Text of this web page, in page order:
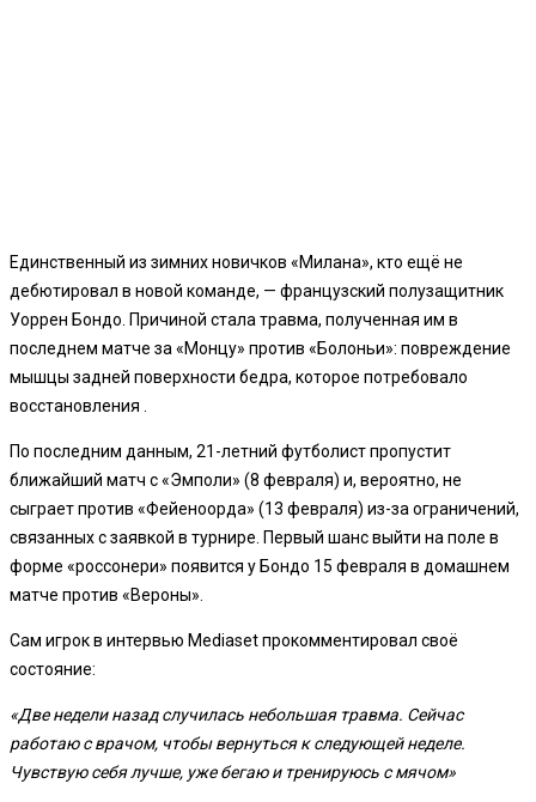
Единственный из зимних новичков «Милана», кто ещё не
дебютировал в новой команде, — французский полузащитник
Уоррен Бондо. Причиной стала травма, полученная им в
последнем матче за «Монцу» против «Болоньи»: повреждение
мышцы задней поверхности бедра, которое потребовало
восстановления .
По последним данным, 21-летний футболист пропустит
ближайший матч с «Эмполи» (8 февраля) и, вероятно, не
сыграет против «Фейеноорда» (13 февраля) из-за ограничений,
связанных с заявкой в турнире. Первый шанс выйти на поле в
форме «россонери» появится у Бондо 15 февраля в домашнем
матче против «Вероны».
Сам игрок в интервью Mediaset прокомментировал своё
состояние:
«Две недели назад случилась небольшая травма. Сейчас
работаю с врачом, чтобы вернуться к следующей неделе.
Чувствую себя лучше, уже бегаю и тренируюсь с мячом»